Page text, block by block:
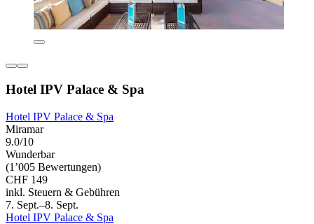
Hotel IPV Palace & Spa
Hotel IPV Palace & Spa
Miramar
9.0/10
Wunderbar
(1’005 Bewertungen)
CHF 149
inkl. Steuern & Gebühren
7. Sept.–8. Sept.
Hotel IPV Palace & Spa